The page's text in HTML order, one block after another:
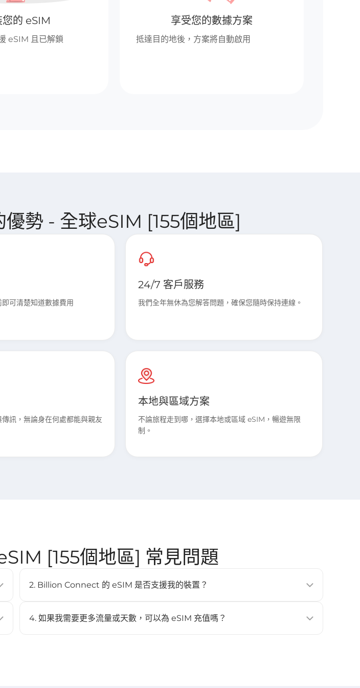
您的 eSIM
eSIM 且已解鎖
享受您的數據方案
抵達目的地後，方案將自動啟用
勢 - 全球eSIM [155個地區]
可清楚知道數據費用
24/7 客戶服務
我們全年無休為您解答問題，確保您隨時保持連線。
訊，無論身在何處都能與親友
本地與區域方案
不論旅程走到哪，選擇本地或區域 eSIM，暢遊無限
制。
[155個地區] 常見問題
2. Billion Connect 的 eSIM 是否支援我的裝置？
Pixel 3 以上、Samsung Galaxy S20 以上）。更多詳情請查看 [
4. 如果我需要更多流量或天數，可以為 eSIM 充值嗎？